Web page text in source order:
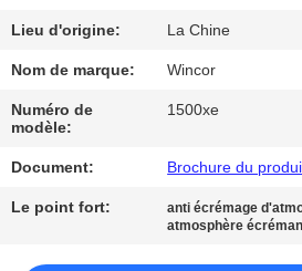
QUALITÉ
CONTACTEZ-
NOUVELLES
Lieu d'origine: La Chine
Nom de marque: Wincor
Numéro de
modèle:
1500xe
Document: Brochure du
Le point fort: anti écrémage
atmosphère